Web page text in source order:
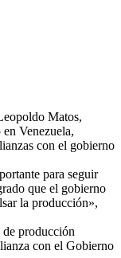
Matos,
Venezuela,
con el gobierno
para seguir
que el gobierno
la producción»,
de producción
con el Gobierno